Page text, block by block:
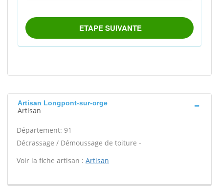
Artisan Longpont-sur-orge
Artisan
Département: 91
Décrassage / Démoussage de toiture -
Voir la fiche artisan : Artisan